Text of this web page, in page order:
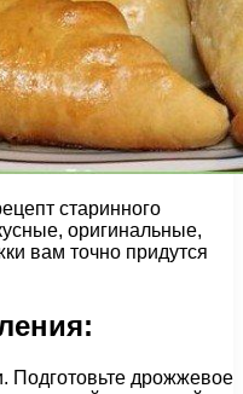
старинного
оригинальные,
вам точно придутся
Подготовьте дрожжевое